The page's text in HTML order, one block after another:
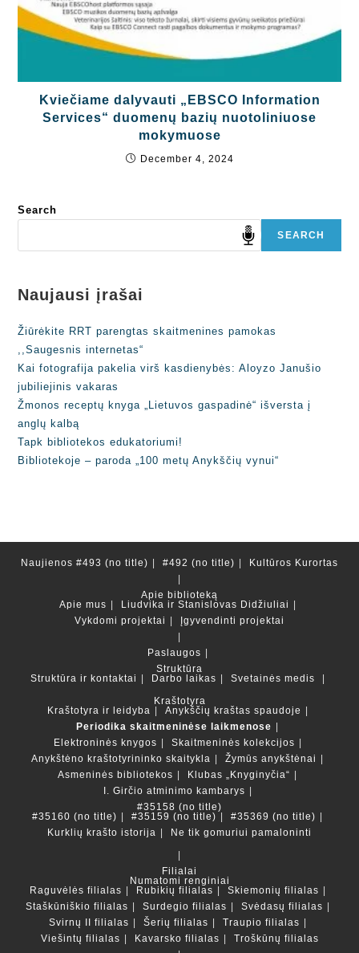
Kviečiame dalyvauti „EBSCO Information
Services“ duomenų bazių nuotoliniuose
mokymuose
December 4, 2024
Search
SEARCH
Naujausi įrašai
Žiūrėkite RRT parengtas skaitmenines pamokas
,,Saugesnis internetas“
Kai fotografija pakelia virš kasdienybės: Aloyzo Janušio
jubiliejinis vakaras
Žmonos receptų knyga „Lietuvos gaspadinė“ išversta į
anglų kalbą
Tapk bibliotekos edukatoriumi!
Bibliotekoje – paroda „100 metų Anykščių vynui“
Naujienos #493 (no title) #492 (no title) Kultūros Kurortas
Apie biblioteką
Apie mus
Liudvika ir Stanislovas Didžiuliai
Vykdomi projektai
Įgyvendinti projektai
Paslaugos
Struktūra
Struktūra ir kontaktai
Darbo laikas
Svetainės medis
Kraštotyra
Kraštotyra ir leidyba
Anykščių kraštas spaudoje
Periodika skaitmeninėse laikmenose
Elektroninės knygos
Skaitmeninės kolekcijos
Anykštėno kraštotyrininko skaitykla
Žymūs anykštėnai
Asmeninės bibliotekos
Klubas „Knyginyčia“
I. Girčio atminimo kambarys
#35158 (no title)
#35160 (no title)
#35159 (no title)
#35369 (no title)
Kurklių krašto istorija
Ne tik gomuriui pamaloninti
Filialai
Numatomi renginiai
Raguvėlės filialas
Rubikių filialas
Skiemonių filialas
Staškūniškio filialas
Surdegio filialas
Svėdasų filialas
Svirnų II filialas
Šerių filialas
Traupio filialas
Viešintų filialas
Kavarsko filialas Troškūnų filialas